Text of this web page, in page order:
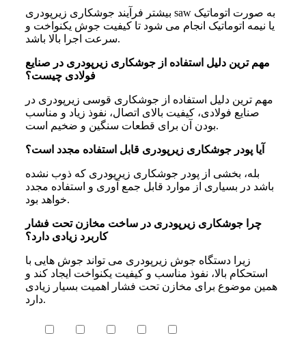
بیشتر فرآیند جوشکاری زیرپودری saw به صورت اتوماتیک
یا نیمه اتوماتیک انجام می شود تا کیفیت جوش یکنواخت و
سرعت اجرا بالا باشد.
مهم ترین دلیل استفاده از جوشکاری زیرپودری در صنایع
فولادی چیست؟
مهم ترین دلیل استفاده از جوشکاری قوسی زیرپودری در
صنایع فولادی، کیفیت بالای اتصال، نفوذ زیاد و مناسب
بودن آن برای قطعات سنگین و ضخیم است.
آیا پودر جوشکاری زیرپودری قابل استفاده مجدد است؟
بله، بخشی از پودر جوشکاری زیرپودری که ذوب نشده
باشد در بسیاری از موارد قابل جمع آوری و استفاده مجدد
خواهد بود.
چرا جوشکاری زیرپودری در ساخت مخازن تحت فشار
کاربرد زیادی دارد؟
زیرا دستگاه جوش زیرپودری می تواند جوش هایی با
استحکام بالا، نفوذ مناسب و کیفیت یکنواخت ایجاد کند و
همین موضوع برای مخازن تحت فشار اهمیت بسیار زیادی
دارد.